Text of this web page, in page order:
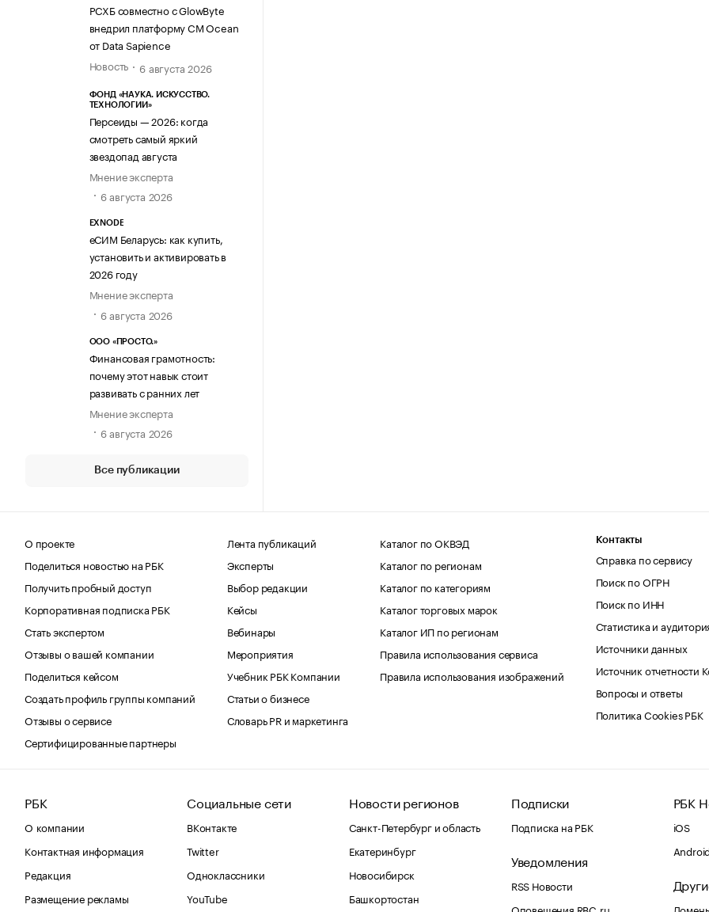
РСХБ совместно с GlowByte
внедрил платформу CM Ocean
от Data Sapience
Новость
6 августа 2026
ФОНД «НАУКА. ИСКУССТВО.
ТЕХНОЛОГИИ»
Персеиды — 2026: когда
смотреть самый яркий
звездопад августа
Мнение эксперта
6 августа 2026
EXNODE
еСИМ Беларусь: как купить,
установить и активировать в
2026 году
Мнение эксперта
6 августа 2026
ООО «ПРОСТО.»
Финансовая грамотность:
почему этот навык стоит
развивать с ранних лет
Мнение эксперта
6 августа 2026
Все публикации
О проекте
Поделиться новостью на РБК
Получить пробный доступ
Корпоративная подписка РБК
Стать экспертом
Отзывы о вашей компании
Поделиться кейсом
Создать профиль группы компаний
Отзывы о сервисе
Сертифицированные партнеры
Лента публикаций
Эксперты
Выбор редакции
Кейсы
Вебинары
Мероприятия
Учебник РБК Компании
Статьи о бизнесе
Словарь PR и маркетинга
Каталог по ОКВЭД
Каталог по регионам
Каталог по категориям
Каталог торговых марок
Каталог ИП по регионам
Правила использования сервиса
Правила использования изображений
Контакты
Справка по сервису
Поиск по ОГРН
Поиск по ИНН
Статистика и
Источники данных
Источник отчетности
Вопросы и ответы
Политика Cookies РБК
РБК
О компании
Контактная информация
Редакция
Размещение рекламы
Социальные сети
ВКонтакте
Twitter
Одноклассники
YouTube
Новости регионов
Санкт-Петербург и область
Екатеринбург
Новосибирск
Башкортостан
Подписки
Подписка на РБК
Уведомления
RSS Новости
Оповещения RBC.ru
РБК
iOS